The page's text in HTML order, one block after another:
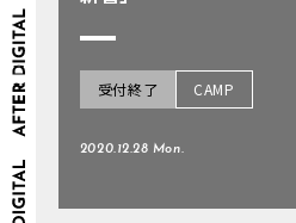
受付終了 CAMP
2020.12.28 Mon.